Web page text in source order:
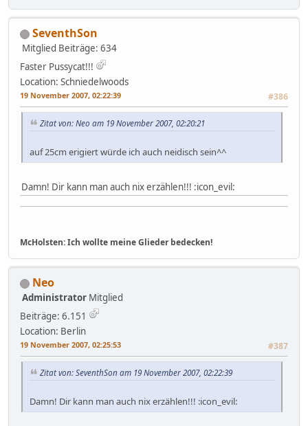
SeventhSon
Mitglied Beiträge: 634
Faster Pussycat!!!
Location: Schniedelwoods
19 November 2007, 02:22:39 #386
Zitat von: Neo am 19 November 2007, 02:20:21
auf 25cm erigiert würde ich auch neidisch sein^^
Damn! Dir kann man auch nix erzählen!!! :icon_evil:
McHolsten: Ich wollte meine Glieder bedecken!
Neo
Administrator Mitglied
Beiträge: 6.151
Location: Berlin
19 November 2007, 02:25:53 #387
Zitat von: SeventhSon am 19 November 2007, 02:22:39
Damn! Dir kann man auch nix erzählen!!! :icon_evil: